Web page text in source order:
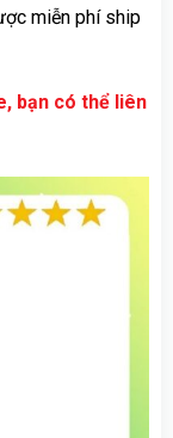
miễn phí ship
bạn có thể liên